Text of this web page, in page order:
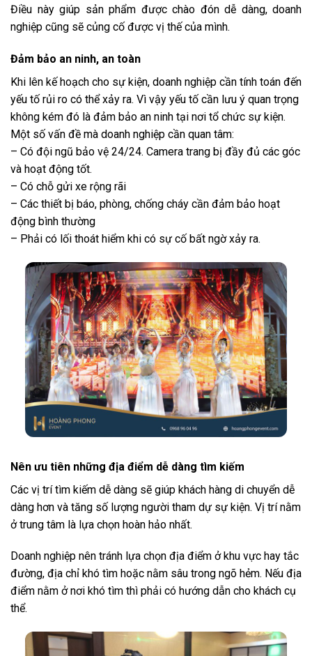
Điều này giúp sản phẩm được chào đón dễ dàng, doanh
nghiệp cũng sẽ củng cố được vị thế của mình.
Đảm bảo an ninh, an toàn
Khi lên kế hoạch cho sự kiện, doanh nghiệp cần tính toán đến
yếu tố rủi ro có thể xảy ra. Vì vậy yếu tố cần lưu ý quan trọng
không kém đó là đảm bảo an ninh tại nơi tổ chức sự kiện.
Một số vấn đề mà doanh nghiệp cần quan tâm:
– Có đội ngũ bảo vệ 24/24. Camera trang bị đầy đủ các góc
và hoạt động tốt.
– Có chỗ gửi xe rộng rãi
– Các thiết bị báo, phòng, chống cháy cần đảm bảo hoạt
động bình thường
– Phải có lối thoát hiểm khi có sự cố bất ngờ xảy ra.
Nên ưu tiên những địa điểm dễ dàng tìm kiếm
Các vị trí tìm kiếm dễ dàng sẽ giúp khách hàng di chuyển dễ
dàng hơn và tăng số lượng người tham dự sự kiện. Vị trí nằm
ở trung tâm là lựa chọn hoàn hảo nhất.
Doanh nghiệp nên tránh lựa chọn địa điểm ở khu vực hay tắc
đường, địa chỉ khó tìm hoặc nằm sâu trong ngõ hẻm. Nếu địa
điểm nằm ở nơi khó tìm thì phải có hướng dẫn cho khách cụ
thể.